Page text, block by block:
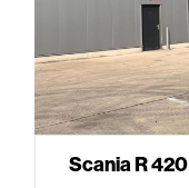
Scania R 420